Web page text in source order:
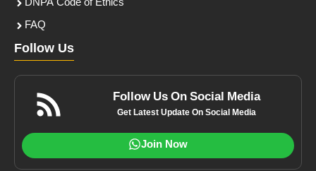
DNPA Code of Ethics
FAQ
Follow Us
Follow Us On Social Media
Get Latest Update On Social Media
Join Now